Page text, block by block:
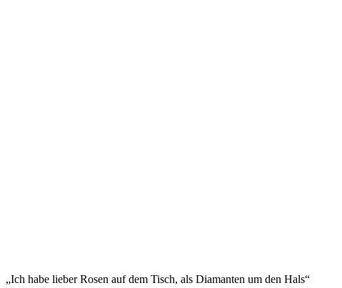
„Ich habe lieber Rosen auf dem Tisch, als Diamanten um den Hals“